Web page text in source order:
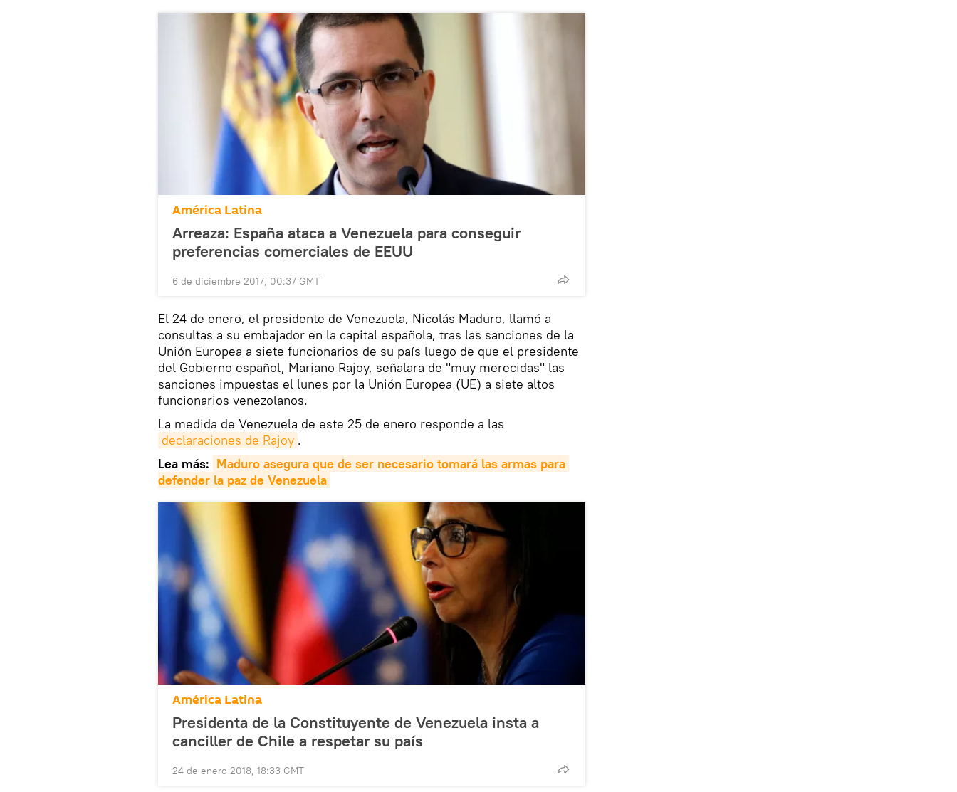
América Latina
Arreaza: España ataca a Venezuela para conseguir
preferencias comerciales de EEUU
6 de diciembre 2017, 00:37 GMT
El 24 de enero, el presidente de Venezuela, Nicolás Maduro, llamó a
consultas a su embajador en la capital española, tras las sanciones de la
Unión Europea a siete funcionarios de su país luego de que el presidente
del Gobierno español, Mariano Rajoy, señalara de "muy merecidas" las
sanciones impuestas el lunes por la Unión Europea (UE) a siete altos
funcionarios venezolanos.
La medida de Venezuela de este 25 de enero responde a las
declaraciones de Rajoy .
Lea más: Maduro asegura que de ser necesario tomará las armas para
defender la paz de Venezuela
América Latina
Presidenta de la Constituyente de Venezuela insta a
canciller de Chile a respetar su país
24 de enero 2018, 18:33 GMT